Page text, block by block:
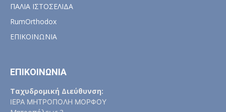
ΠΑΛΙΑ ΙΣΤΟΣΕΛΙΔΑ
RumOrthodox
ΕΠΙΚΟΙΝΩΝΙΑ
ΕΠΙΚΟΙΝΩΝΙΑ
Ταχυδρομική Διεύθυνση:
ΙΕΡΑ ΜΗΤΡΟΠΟΛΗ ΜΟΡΦΟΥ